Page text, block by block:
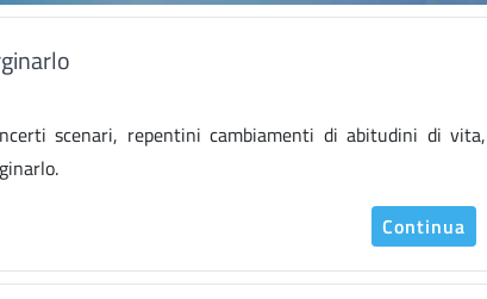
scenari, repentini cambiamenti di abitudini di vita,
Continua